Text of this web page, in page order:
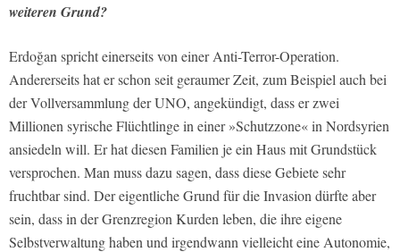
weiteren Grund?
Erdoğan spricht einerseits von einer Anti-Terror-Operation.
Andererseits hat er schon seit geraumer Zeit, zum Beispiel auch bei
der Vollversammlung der UNO, angekündigt, dass er zwei
Millionen syrische Flüchtlinge in einer »Schutzzone« in Nordsyrien
ansiedeln will. Er hat diesen Familien je ein Haus mit Grundstück
versprochen. Man muss dazu sagen, dass diese Gebiete sehr
fruchtbar sind. Der eigentliche Grund für die Invasion dürfte aber
sein, dass in der Grenzregion Kurden leben, die ihre eigene
Selbstverwaltung haben und irgendwann vielleicht eine Autonomie,